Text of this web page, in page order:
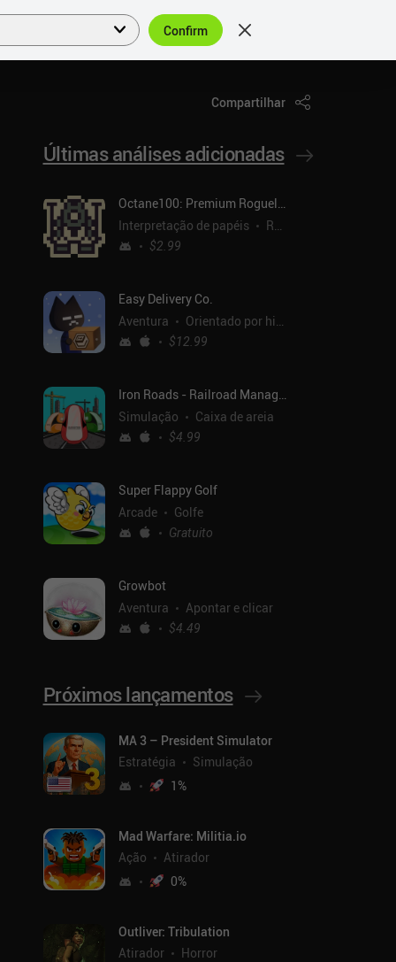
PT
Compartilhar
Últimas análises adicionadas
Octane100: Premium Roguelike
Interpretação de papéis
Roguelike
$2.99
Easy Delivery Co.
Aventura
Orientado por histórias
$12.99
Iron Roads - Railroad Manager
Simulação
Caixa de areia
$4.99
Super Flappy Golf
Arcade
Golfe
Gratuito
Growbot
Aventura
Apontar e clicar
$4.49
Próximos lançamentos
MA 3 – President Simulator
Estratégia
Simulação
1%
Mad Warfare: Militia.io
Ação
Atirador
0%
Outliver: Tribulation
Atirador
Horror
Confirm